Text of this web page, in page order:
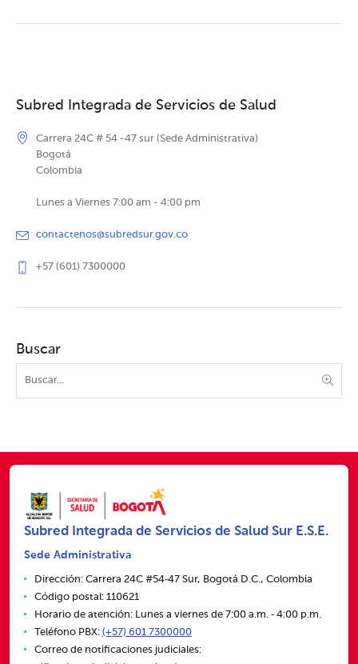
Subred Integrada de Servicios de Salud
Carrera 24C # 54 -47 sur (Sede Administrativa)
Bogotá
Colombia
Lunes a Viernes 7:00 am - 4:00 pm
contactenos@subredsur.gov.co
+57 (601) 7300000
Buscar
Subred Integrada de Servicios de Salud Sur E.S.E.
Sede Administrativa
Dirección: Carrera 24C #54‑47 Sur, Bogotá D.C., Colombia
Código postal: 110621
Horario de atención: Lunes a viernes de 7:00 a.m. ‑ 4:00 p.m.
Teléfono PBX: (+57) 601 7300000
Correo de notificaciones judiciales: